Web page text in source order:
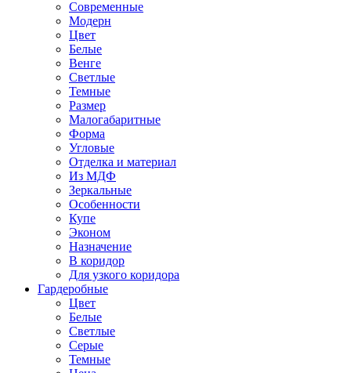
Современные
Модерн
Цвет
Белые
Венге
Светлые
Темные
Размер
Малогабаритные
Форма
Угловые
Отделка и материал
Из МДФ
Зеркальные
Особенности
Купе
Эконом
Назначение
В коридор
Для узкого коридора
Гардеробные
Цвет
Белые
Светлые
Серые
Темные